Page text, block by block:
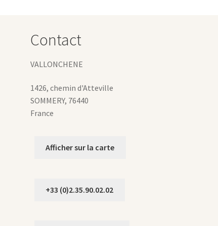
Contact
VALLONCHENE
1426, chemin d'Atteville
SOMMERY, 76440
France
Afficher sur la carte
+33 (0)2.35.90.02.02